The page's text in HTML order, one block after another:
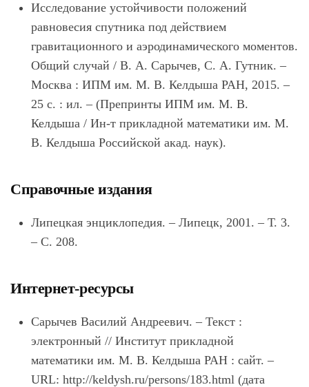
Исследование устойчивости положений
равновесия спутника под действием
гравитационного и аэродинамического моментов.
Общий случай / В. А. Сарычев, С. А. Гутник. –
Москва : ИПМ им. М. В. Келдыша РАН, 2015. –
25 с. : ил. – (Препринты ИПМ им. М. В.
Келдыша / Ин-т прикладной математики им. М.
В. Келдыша Российской акад. наук).
Справочные издания
Липецкая энциклопедия. – Липецк, 2001. – Т. 3.
– С. 208.
Интернет-ресурсы
Сарычев Василий Андреевич. – Текст :
электронный // Институт прикладной
математики им. М. В. Келдыша РАН : сайт. –
URL: http://keldysh.ru/persons/183.html (дата